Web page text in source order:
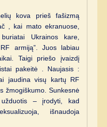
kova prieš fašizmą
, kai mato ekranuose,
Ukrainos kare,
armiją”. Juos labiau
Taigi priešo įvaizdį
pakeitė . Naujasis :
jaudina visų kartų RF
žmogiškumo. Sunkesnė
– įrodyti, kad
išnaudoja